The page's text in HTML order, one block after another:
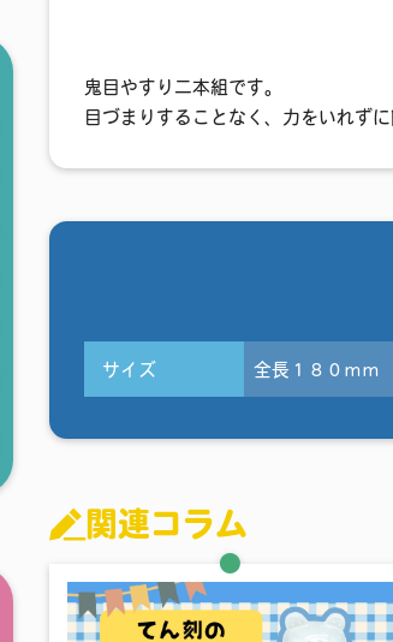
鬼目やすり二本組です。
目づまりすることなく、力をいれず
サイズ 全長１８０ｍｍ
関連コラム